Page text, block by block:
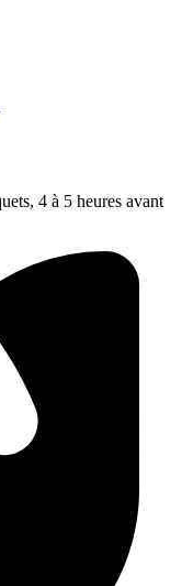
4 à 5 heures avant